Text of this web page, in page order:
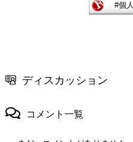
ディスカッション
コメント一覧